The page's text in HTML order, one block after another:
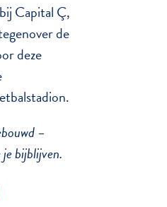
Capital Ç,
de
deze
–
bijblijven.